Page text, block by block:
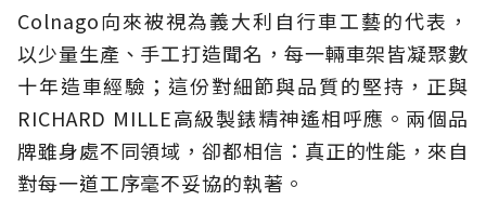
Colnago向來被視為義大利自行車工藝的代表，
以少量生產、手工打造聞名，每一輛車架皆凝聚數
十年造車經驗；這份對細節與品質的堅持，正與
RICHARD MILLE高級製錶精神遙相呼應。兩個品
牌雖身處不同領域，卻都相信：真正的性能，來自
對每一道工序毫不妥協的執著。